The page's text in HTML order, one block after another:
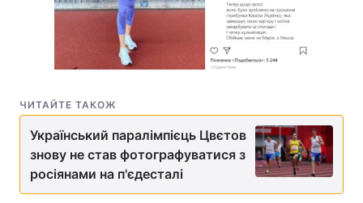
ЧИТАЙТЕ ТАКОЖ
Український паралімпієць Цвєтов
знову не став фотографуватися з
росіянами на п'єдесталі